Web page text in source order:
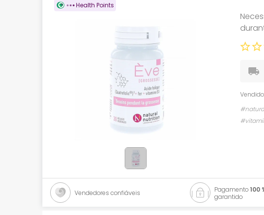
Cosmética
Promoções
Health Points
Vendedores confiáveis Pagamento100
garantido